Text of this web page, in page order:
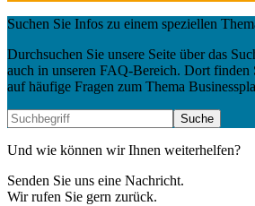
Suchen Sie Infos zu einem speziellen
Durchsuchen Sie unsere Seite über das
auch in unseren FAQ-Bereich. Dort finden
auf häufige Fragen zum Thema
Und wie können wir Ihnen weiterhelfen?
Senden Sie uns eine Nachricht.
Wir rufen Sie gern zurück.